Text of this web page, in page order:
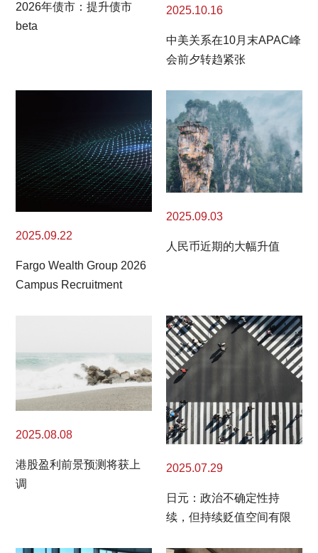
2026年债市：提升债市
beta
2025.10.16
中美关系在10月末APAC峰
会前夕转趋紧张
2025.09.22
Fargo Wealth Group 2026
Campus Recruitment
2025.09.03
人民币近期的大幅升值
2025.08.08
港股盈利前景预测将获上
调
2025.07.29
日元：政治不确定性持
续，但持续贬值空间有限